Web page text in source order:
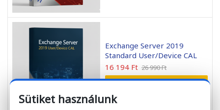
Exchange Server 2019
Standard User/Device CAL
26 990Ft
16 194 Ft
OPCIÓK VÁLASZTÁSA
Sütiket használunk